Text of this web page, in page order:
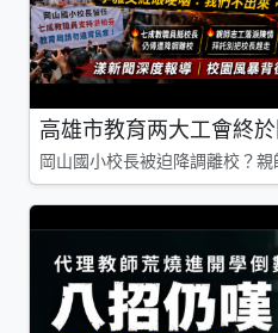
高雄市教育两大工會終
岡山國小校長被迫降調離校？